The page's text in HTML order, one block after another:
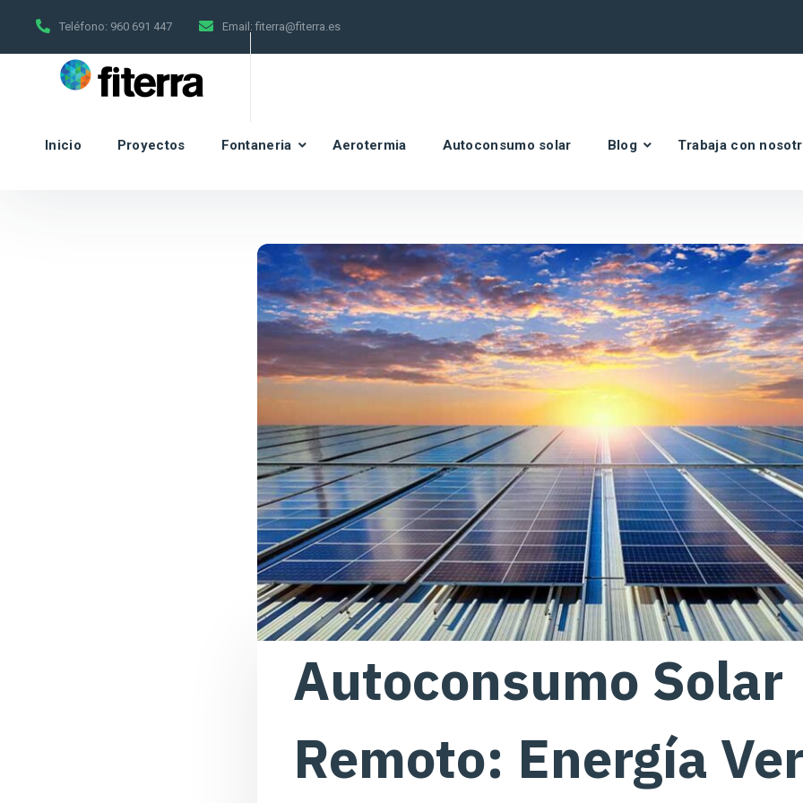
Teléfono: 960 691 447 Email: fiterra@fiterra.es
Inicio Proyectos Fontaneria Aerotermia Autoconsumo solar Blog Trabaja con
Autoconsumo Solar
Remoto: Energía